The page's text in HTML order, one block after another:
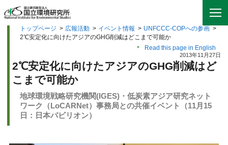
トップページ > 広報活動 > イベント情報 > UNFCCC-COPへの参画 >
2℃安定化に向けたアジアのGHG削減はどこまで可能か
Read this page in English
2013年11月27日
2℃安定化に向けたアジアのGHG削減はど
こまで可能か
地球環境戦略研究機関(IGES)・低炭素アジア研究ネット
ワーク（LoCARNet）事務局との共催イベント（11月15
日：日本パビリオン）